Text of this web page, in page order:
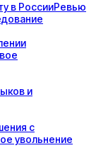
в РоссииРевью
и
с
увольнение